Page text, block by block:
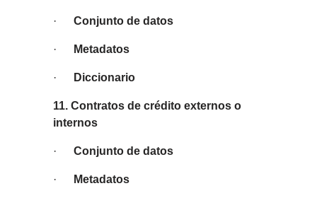
· Conjunto de datos
· Metadatos
· Diccionario
11. Contratos de crédito externos o
internos
· Conjunto de datos
· Metadatos